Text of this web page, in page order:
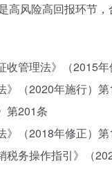
高风险高回报环节
收管理法》（2015
》（2020年施行）第
第201条
》（2018年修正）
务操作指引》（